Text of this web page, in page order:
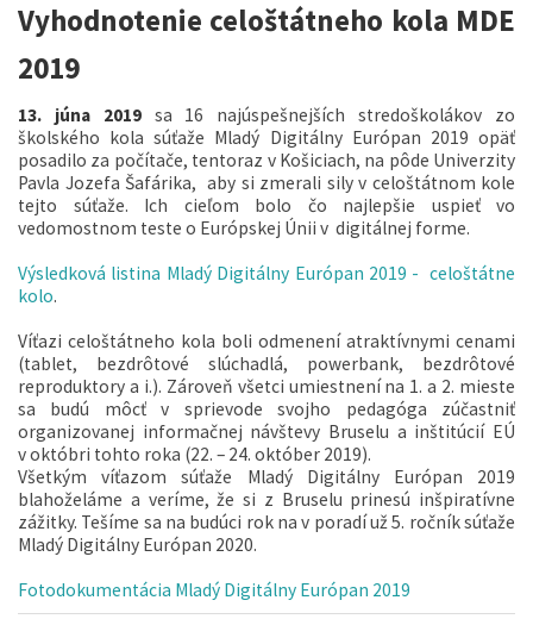
Vyhodnotenie celoštátneho kola MDE
2019
13. júna 2019sa 16 najúspešnejších stredoškolákov zo
školského kola súťaže Mladý Digitálny Európan 2019 opäť
posadilo za počítače, tentoraz v Košiciach, na pôde Univerzity
Pavla Jozefa Šafárika, aby si zmerali sily v celoštátnom kole
tejto súťaže. Ich cieľom bolo čo najlepšie uspieť vo
vedomostnom teste o Európskej Únii v digitálnej forme.
Výsledková listina Mladý Digitálny Európan 2019 - celoštátne
kolo.
Víťazi celoštátneho kola boli odmenení atraktívnymi cenami
(tablet, bezdrôtové slúchadlá, powerbank, bezdrôtové
reproduktory a i.). Zároveň všetci umiestnení na 1. a 2. mieste
sa budú môcť v sprievode svojho pedagóga zúčastniť
organizovanej informačnej návštevy Bruselu a inštitúcií EÚ
v októbri tohto roka (22. – 24. október 2019).
Všetkým víťazom súťaže Mladý Digitálny Európan 2019
blahoželáme a veríme, že si z Bruselu prinesú inšpiratívne
zážitky. Tešíme sa na budúci rok na v poradí už 5. ročník súťaže
Mladý Digitálny Európan 2020.
Fotodokumentácia Mladý Digitálny Európan 2019